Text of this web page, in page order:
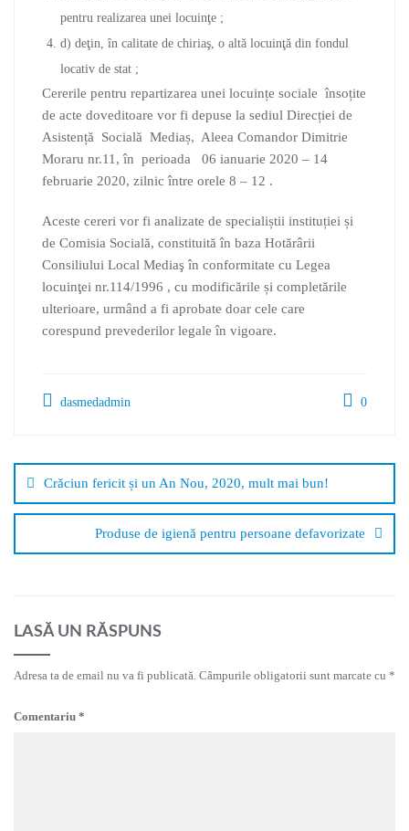
pentru realizarea unei locuinţe ;
d) deţin, în calitate de chiriaş, o altă locuinţă din fondul
locativ de stat ;
Cererile pentru repartizarea unei locuințe sociale însoțite
de acte doveditoare vor fi depuse la sediul Direcției de
Asistență Socială Mediaș, Aleea Comandor Dimitrie
Moraru nr.11, în perioada 06 ianuarie 2020 – 14
februarie 2020, zilnic între orele 8 – 12 .
Aceste cereri vor fi analizate de specialiștii instituției și
de Comisia Socială, constituită în baza Hotărârii
Consiliului Local Mediaş în conformitate cu Legea
locuinţei nr.114/1996 , cu modificările și completările
ulterioare, urmând a fi aprobate doar cele care
corespund prevederilor legale în vigoare.
dasmedadmin 0
Crăciun fericit și un An Nou, 2020, mult mai bun!
Produse de igienă pentru persoane defavorizate
LASĂ UN RĂSPUNS
Adresa ta de email nu va fi publicată. Câmpurile obligatorii sunt marcate cu *
Comentariu *